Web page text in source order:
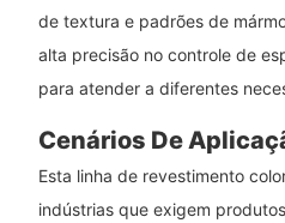
de textura e padrões de
alta precisão no controle de
para atender a diferentes
Cenários De
Esta linha de revestimento
indústrias que exigem